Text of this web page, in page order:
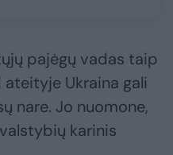
pajėgų vadas taip
Ukraina gali
nare. Jo nuomone,
karinis